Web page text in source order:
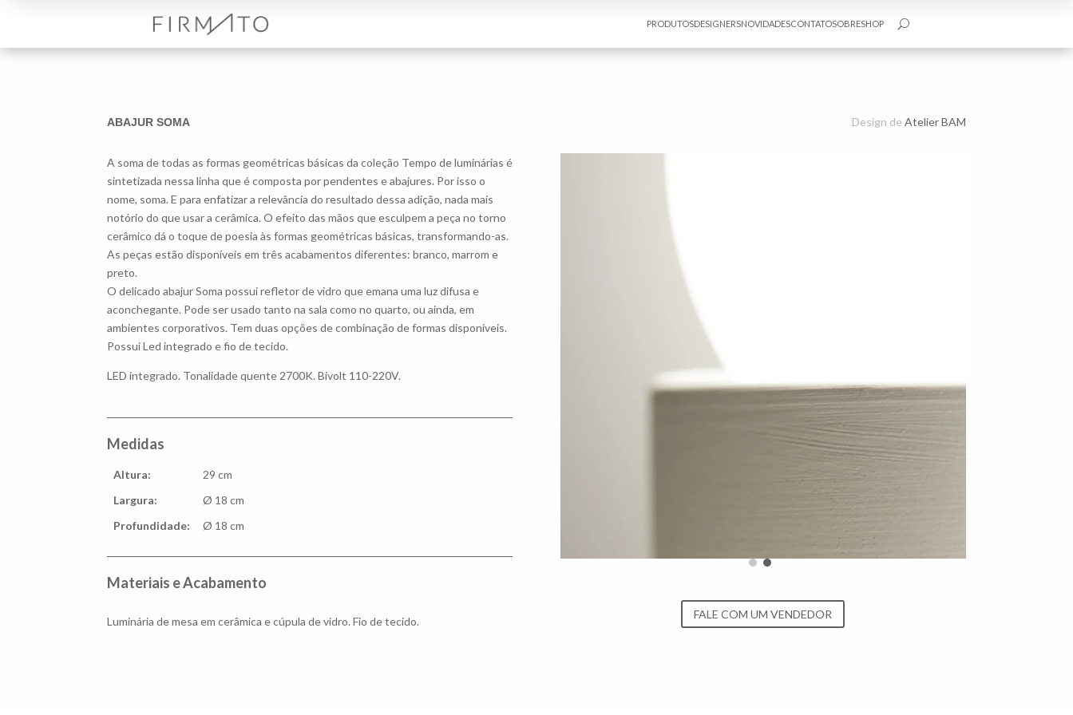
PRODUTOSDESIGNERSNOVIDADESCONTATOSOBRESHOP U
ABAJUR SOMA Design de Atelier BAM
A soma de todas as formas geométricas básicas da coleção Tempo de luminárias é
sintetizada nessa linha que é composta por pendentes e abajures. Por isso o
nome, soma. E para enfatizar a relevância do resultado dessa adição, nada mais
notório do que usar a cerâmica. O efeito das mãos que esculpem a peça no torno
cerâmico dá o toque de poesia às formas geométricas básicas, transformando-as.
As peças estão disponíveis em três acabamentos diferentes: branco, marrom e
preto.
O delicado abajur Soma possui refletor de vidro que emana uma luz difusa e
aconchegante. Pode ser usado tanto na sala como no quarto, ou ainda, em
ambientes corporativos. Tem duas opções de combinação de formas disponíveis.
Possui Led integrado e fio de tecido.
LED integrado. Tonalidade quente 2700K. Bivolt 110-220V.
Medidas
Altura:
29 cm
Largura:
Ø 18 cm
Profundidade:
Ø 18 cm
Materiais e Acabamento
Luminária de mesa em cerâmica e cúpula de vidro. Fio de tecido.
FALE COM UM VENDEDOR